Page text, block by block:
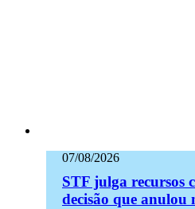
07/08/2026
STF julga recursos
decisão que anulou